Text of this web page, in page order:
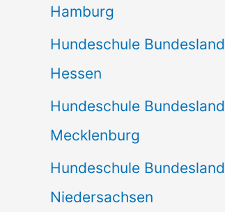
Hamburg
Hundeschule Bundesland
Hessen
Hundeschule Bundesland
Mecklenburg
Hundeschule Bundesland
Niedersachsen